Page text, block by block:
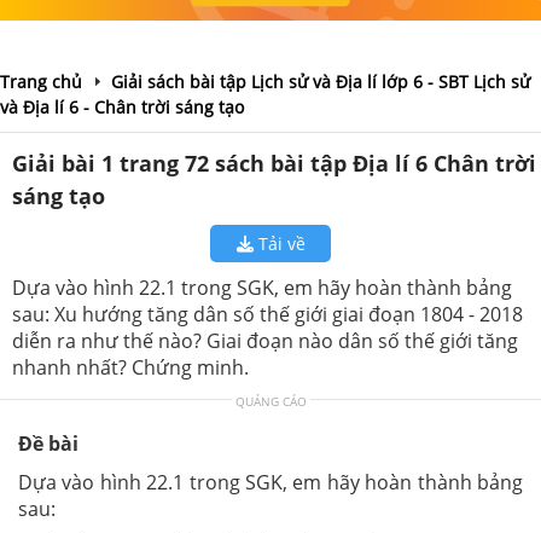
Trang chủ
Giải sách bài tập Lịch sử và Địa lí lớp 6 - SBT Lịch sử
và Địa lí 6 - Chân trời sáng tạo
Giải bài 1 trang 72 sách bài tập Địa lí 6 Chân trời
sáng tạo
Tải về
Dựa vào hình 22.1 trong SGK, em hãy hoàn thành bảng
sau: Xu hướng tăng dân số thế giới giai đoạn 1804 - 2018
diễn ra như thế nào? Giai đoạn nào dân số thế giới tăng
nhanh nhất? Chứng minh.
QUẢNG CÁO
Đề bài
Dựa vào hình 22.1 trong SGK, em hãy hoàn thành bảng
sau: